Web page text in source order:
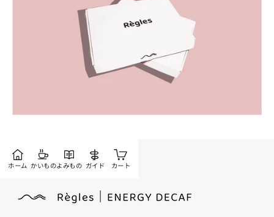
ホーム かいものよみもの ガイド カート